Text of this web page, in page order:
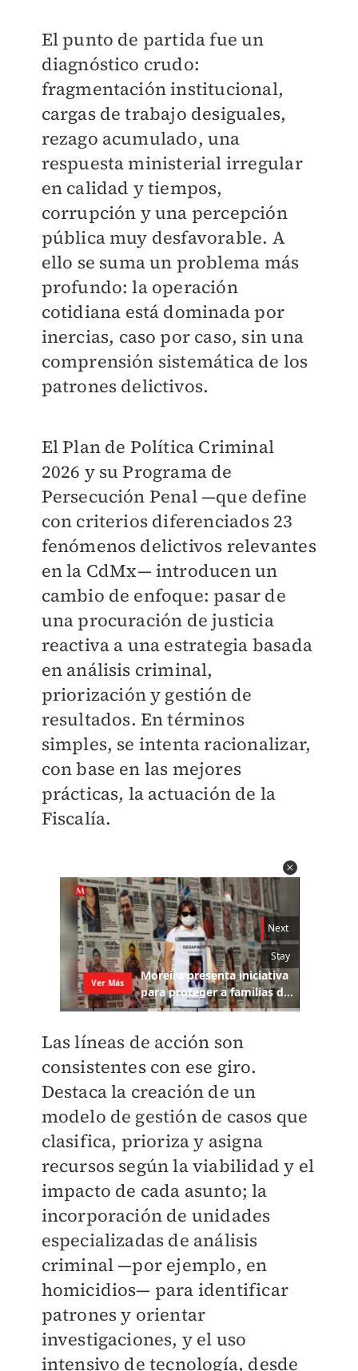
El punto de partida fue un
diagnóstico crudo:
fragmentación institucional,
cargas de trabajo desiguales,
rezago acumulado, una
respuesta ministerial irregular
en calidad y tiempos,
corrupción y una percepción
pública muy desfavorable. A
ello se suma un problema más
profundo: la operación
cotidiana está dominada por
inercias, caso por caso, sin una
comprensión sistemática de los
patrones delictivos.
El Plan de Política Criminal
2026 y su Programa de
Persecución Penal —que define
con criterios diferenciados 23
fenómenos delictivos relevantes
en la CdMx— introducen un
cambio de enfoque: pasar de
una procuración de justicia
reactiva a una estrategia basada
en análisis criminal,
priorización y gestión de
resultados. En términos
simples, se intenta racionalizar,
con base en las mejores
prácticas, la actuación de la
Fiscalía.
Las líneas de acción son
consistentes con ese giro.
Destaca la creación de un
modelo de gestión de casos que
clasifica, prioriza y asigna
recursos según la viabilidad y el
impacto de cada asunto; la
incorporación de unidades
especializadas de análisis
criminal —por ejemplo, en
homicidios— para identificar
patrones y orientar
investigaciones, y el uso
intensivo de tecnología, desde